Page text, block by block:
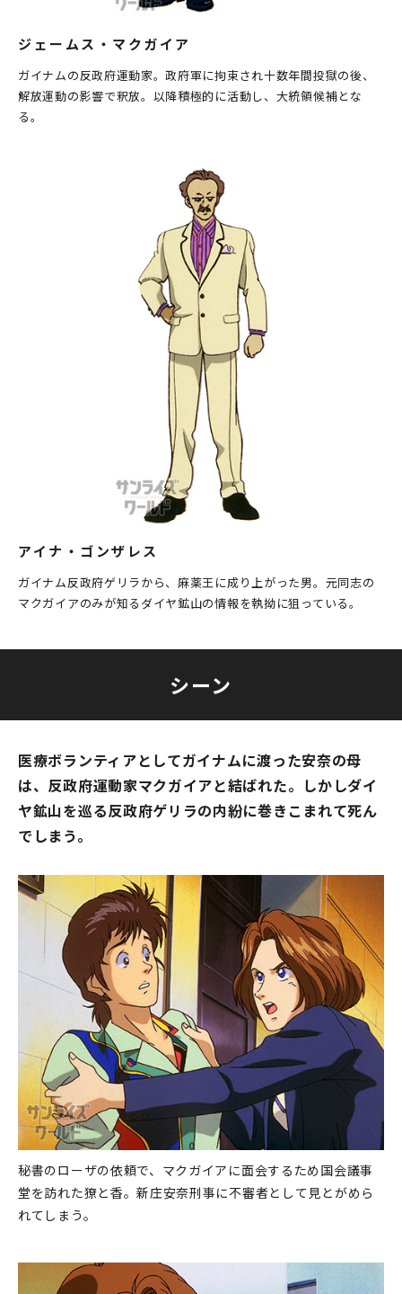
ジェームス・マクガイア
ガイナムの反政府運動家。政府軍に拘束され十数年間投獄の後、
解放運動の影響で釈放。以降積極的に活動し、大統領候補とな
る。
アイナ・ゴンザレス
ガイナム反政府ゲリラから、麻薬王に成り上がった男。元同志の
マクガイアのみが知るダイヤ鉱山の情報を執拗に狙っている。
シーン
医療ボランティアとしてガイナムに渡った安奈の母
は、反政府運動家マクガイアと結ばれた。しかしダイ
ヤ鉱山を巡る反政府ゲリラの内紛に巻きこまれて死ん
でしまう。
秘書のローザの依頼で、マクガイアに面会するため国会議事
堂を訪れた獠と香。新庄安奈刑事に不審者として見とがめら
れてしまう。